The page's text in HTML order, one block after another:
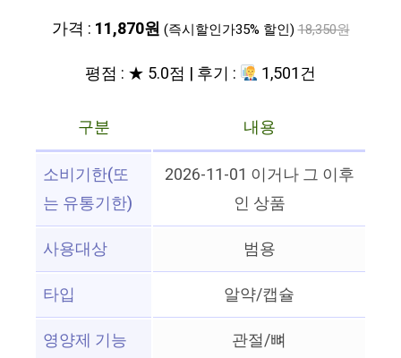
가격 : 11,870원 (즉시할인가35% 할인) 18,350원
평점 : ★ 5.0점 | 후기 : 1,501건
구분
내용
소비기한(또
는 유통기한)
2026-11-01 이거나 그 이후
인 상품
사용대상
범용
타입
알약/캡슐
영양제 기능
관절/뼈